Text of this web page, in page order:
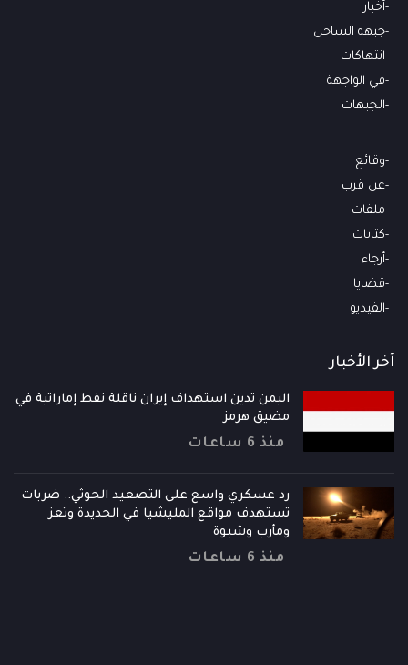
أخبار
جبهة الساحل
انتهاكات
في الواجهة
الجبهات
وقائع
عن قرب
ملفات
كتابات
أرجاء
قضايا
الفيديو
آخر الأخبار
اليمن تدين استهداف إيران ناقلة نفط إماراتية في
مضيق هرمز
منذ 6 ساعات
رد عسكري واسع على التصعيد الحوثي.. ضربات
تستهدف مواقع المليشيا في الحديدة وتعز
ومأرب وشبوة
منذ 6 ساعات